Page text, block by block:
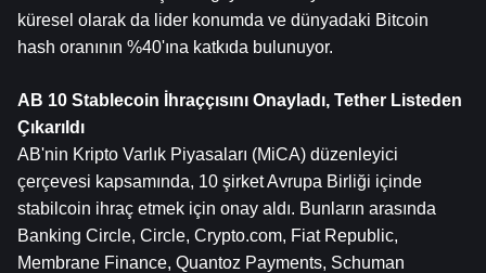
küresel olarak da lider konumda ve dünyadaki Bitcoin
hash oranının %40'ına katkıda bulunuyor.
AB 10 Stablecoin İhraççısını Onayladı, Tether Listeden
Çıkarıldı
AB'nin Kripto Varlık Piyasaları (MiCA) düzenleyici
çerçevesi kapsamında, 10 şirket Avrupa Birliği içinde
stabilcoin ihraç etmek için onay aldı. Bunların arasında
Banking Circle, Circle, Crypto.com, Fiat Republic,
Membrane Finance, Quantoz Payments, Schuman